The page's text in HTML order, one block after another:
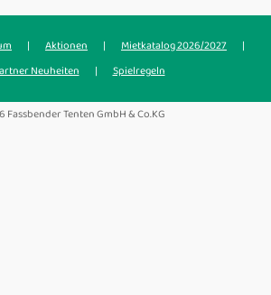
| Aktionen | Mietkatalog 2026/2027
|
Neuheiten
| Spielregeln
Fassbender Tenten GmbH & Co.KG